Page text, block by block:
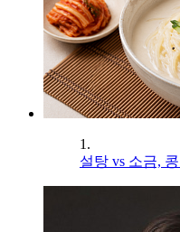
1.
설탕 vs 소금,